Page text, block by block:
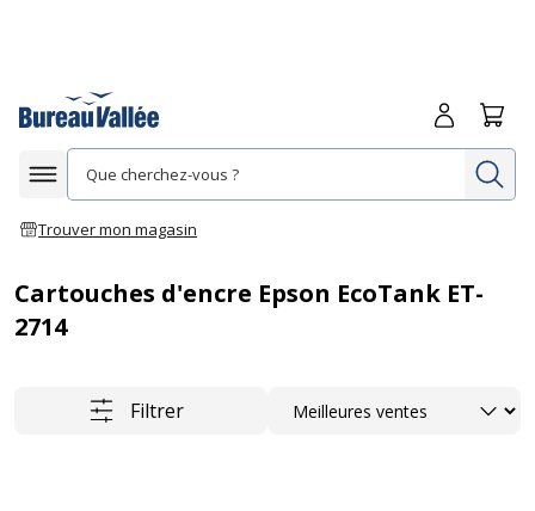
Afficher la navigation
Trouver mon magasin
Me
Cartouches d'encre Epson EcoTank ET-
2714
Filtrer Trier